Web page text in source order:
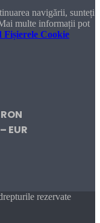
navigării, sunteți
multe informații pot
Cookie
EUR
rezervate